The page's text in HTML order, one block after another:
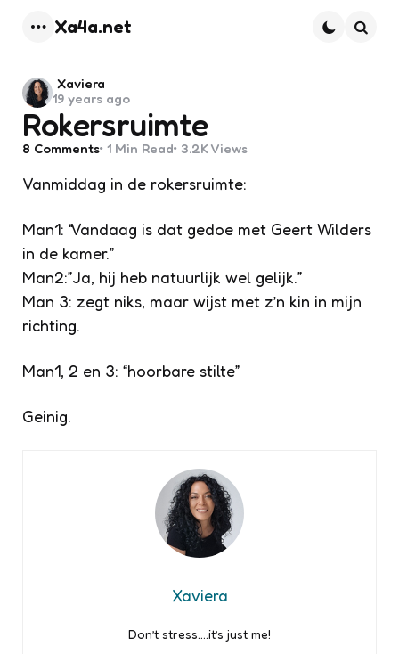
Xa4a.net
Rokersruimte
Posted
by
Xaviera
19 years ago
8 Comments 1 Min Read 3.2K Views
Vanmiddag in de rokersruimte:
Man1: “Vandaag is dat gedoe met Geert Wilders
in de kamer.”
Man2:”Ja, hij heb natuurlijk wel gelijk.”
Man 3: zegt niks, maar wijst met z’n kin in mijn
richting.
Man1, 2 en 3: “hoorbare stilte”
Geinig.
Xaviera
Don’t stress….it’s just me!